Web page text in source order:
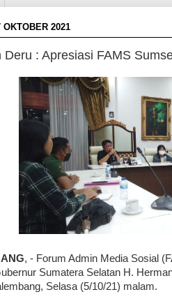
OKTOBER 2021
Deru : Apresiasi FAMS
, - Forum Admin Media Sosial
Sumatera Selatan H.
Selasa (5/10/21) malam.